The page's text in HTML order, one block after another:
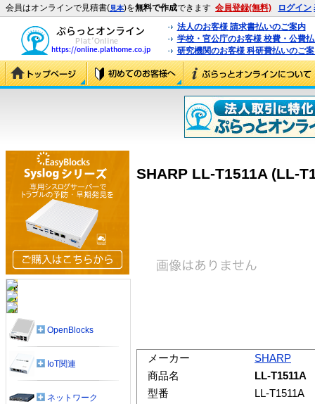
会員はオンラインで見積書(見本)を無料で作成できます 会員登録(無料) ログイン
法人のお客様 請求書払いのご案内
学校・官公庁のお客様 校費・公費
研究機関のお客様 科研費払いのご
SHARP LL-T1511A (LL-
メーカー
SHARP
商品名
LL-T1511A
型番
LL-T1511A
OpenBlocks
IoT関連
ネットワーク